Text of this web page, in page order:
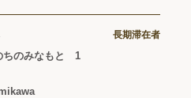
長期滞在者
ちのみなもと 1